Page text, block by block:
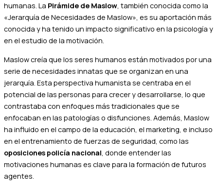
humanas. La Pirámide de Maslow, también conocida como la
«Jerarquía de Necesidades de Maslow», es su aportación más
conocida y ha tenido un impacto significativo en la psicología y
en el estudio de la motivación.
Maslow creía que los seres humanos están motivados por una
serie de necesidades innatas que se organizan en una
jerarquía. Esta perspectiva humanista se centraba en el
potencial de las personas para crecer y desarrollarse, lo que
contrastaba con enfoques más tradicionales que se
enfocaban en las patologías o disfunciones. Además, Maslow
ha influido en el campo de la educación, el marketing, e incluso
en el entrenamiento de fuerzas de seguridad, como las
oposiciones policía nacional , donde entender las
motivaciones humanas es clave para la formación de futuros
agentes.